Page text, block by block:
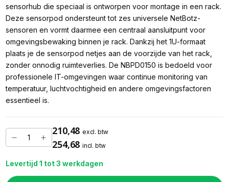
sensorhub die speciaal is ontworpen voor montage in een rack.
Deze sensorpod ondersteunt tot zes universele NetBotz-
sensoren en vormt daarmee een centraal aansluitpunt voor
omgevingsbewaking binnen je rack. Dankzij het 1U-formaat
plaats je de sensorpod netjes aan de voorzijde van het rack,
zonder onnodig ruimteverlies. De NBPD0150 is bedoeld voor
professionele IT-omgevingen waar continue monitoring van
temperatuur, luchtvochtigheid en andere omgevingsfactoren
essentieel is.
210,48 excl. btw
254,68 incl. btw
Levertijd 1 tot 3 werkdagen